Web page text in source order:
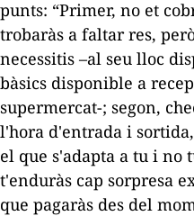
punts: “Primer, no et
trobaràs a faltar res,
necessitis –al seu lloc
bàsics disponible a
supermercat-; segon,
l'hora d'entrada i
el que s'adapta a tu i no
t'enduràs cap sorpresa
que pagaràs des del